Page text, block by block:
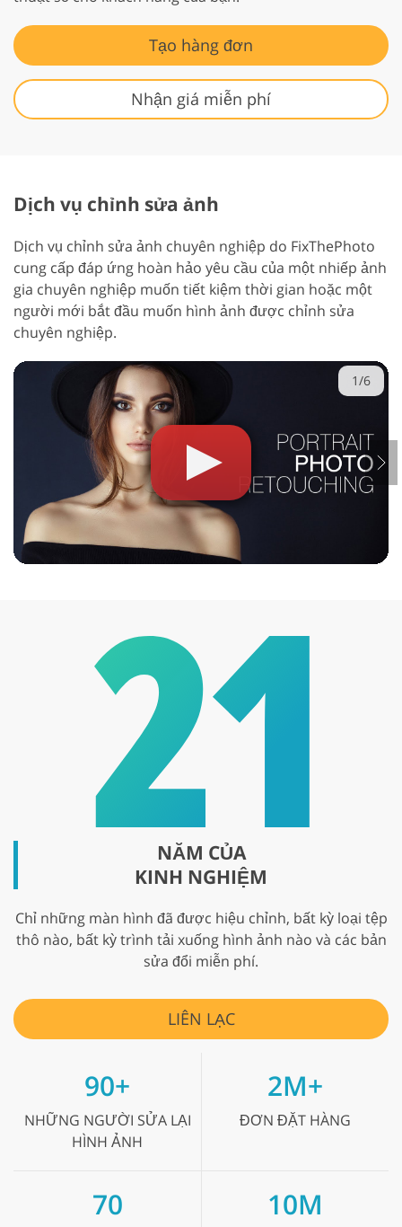
Tạo hàng đơn
Nhận giá miễn phí
Dịch vụ chỉnh sửa ảnh
Dịch vụ chỉnh sửa ảnh chuyên nghiệp do FixThePhoto
cung cấp đáp ứng hoàn hảo yêu cầu của một nhiếp ảnh
gia chuyên nghiệp muốn tiết kiệm thời gian hoặc một
người mới bắt đầu muốn hình ảnh được chỉnh sửa
chuyên nghiệp.
1/6
NĂM CỦA
KINH NGHIỆM
Chỉ những màn hình đã được hiệu chỉnh, bất kỳ loại tệp
thô nào, bất kỳ trình tải xuống hình ảnh nào và các bản
sửa đổi miễn phí.
LIÊN LẠC
90+
NHỮNG NGƯỜI SỬA LẠI
HÌNH ẢNH
2M+
ĐƠN ĐẶT HÀNG
70 10M